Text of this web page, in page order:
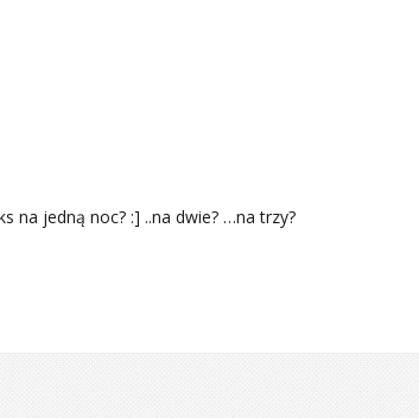
na jedną noc? :] ..na dwie? …na trzy?